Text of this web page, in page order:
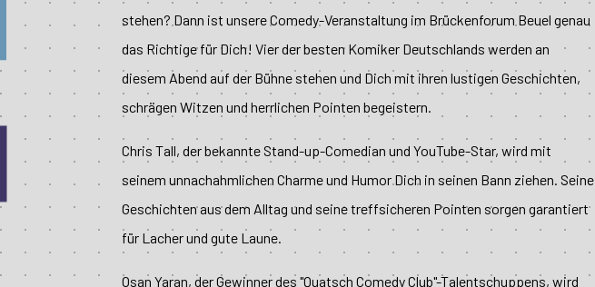
stehen? Dann ist unsere Comedy-Veranstaltung im Brückenforum Beuel genau
das Richtige für Dich! Vier der besten Komiker Deutschlands werden an
diesem Abend auf der Bühne stehen und Dich mit ihren lustigen Geschichten,
schrägen Witzen und herrlichen Pointen begeistern.
Chris Tall, der bekannte Stand-up-Comedian und YouTube-Star, wird mit
seinem unnachahmlichen Charme und Humor Dich in seinen Bann ziehen. Seine
Geschichten aus dem Alltag und seine treffsicheren Pointen sorgen garantiert
für Lacher und gute Laune.
Osan Yaran, der Gewinner des "Quatsch Comedy Club"-Talentschuppens, wird